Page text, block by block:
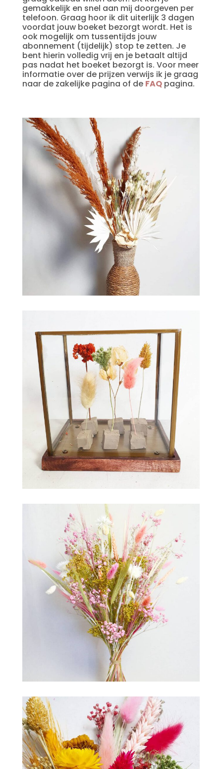
gemakkelijk en snel aan mij doorgeven per
telefoon. Graag hoor ik dit uiterlijk 3 dagen
voordat jouw boeket bezorgt wordt. Het is
ook mogelijk om tussentijds jouw
abonnement (tijdelijk) stop te zetten. Je
bent hierin volledig vrij en je betaalt altijd
pas nadat het boeket bezorgt is. Voor meer
informatie over de prijzen verwijs ik je graag
naar de zakelijke pagina of de FAQpagina.